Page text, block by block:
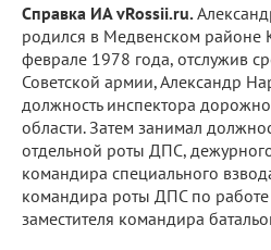
Справка ИА vRossii.ru.
родился в Медвенском районе
феврале 1978 года, отслужив
Советской армии, Александр
должность инспектора
области. Затем занимал
отдельной роты ДПС,
командира специального
командира роты ДПС по
заместителя командира